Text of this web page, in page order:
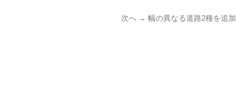
次へ → 次
幅の異なる道路2種を追加